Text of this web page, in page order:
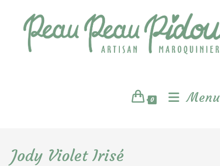
0 Menu
Jody Violet Irisé